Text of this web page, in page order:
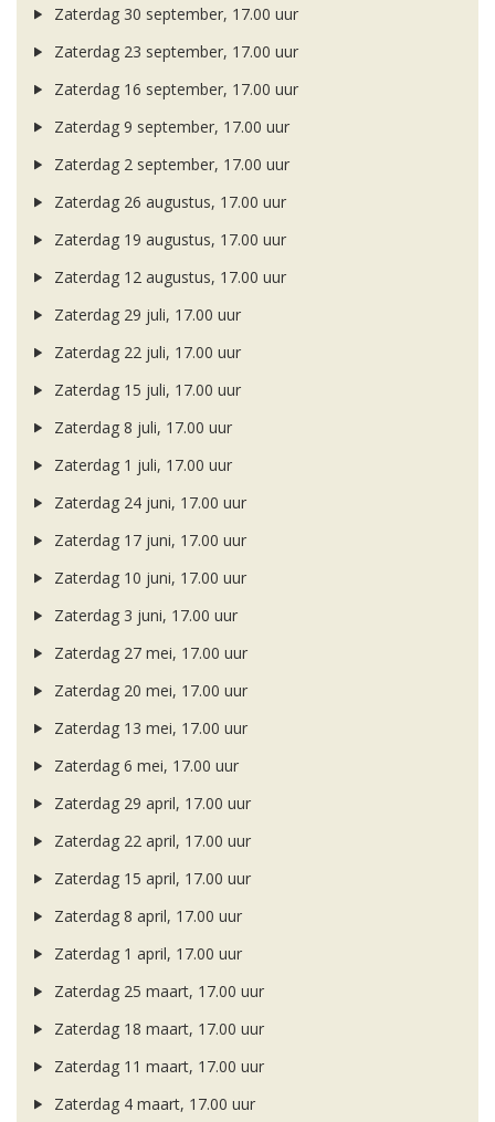
Zaterdag 30 september, 17.00 uur
Zaterdag 23 september, 17.00 uur
Zaterdag 16 september, 17.00 uur
Zaterdag 9 september, 17.00 uur
Zaterdag 2 september, 17.00 uur
Zaterdag 26 augustus, 17.00 uur
Zaterdag 19 augustus, 17.00 uur
Zaterdag 12 augustus, 17.00 uur
Zaterdag 29 juli, 17.00 uur
Zaterdag 22 juli, 17.00 uur
Zaterdag 15 juli, 17.00 uur
Zaterdag 8 juli, 17.00 uur
Zaterdag 1 juli, 17.00 uur
Zaterdag 24 juni, 17.00 uur
Zaterdag 17 juni, 17.00 uur
Zaterdag 10 juni, 17.00 uur
Zaterdag 3 juni, 17.00 uur
Zaterdag 27 mei, 17.00 uur
Zaterdag 20 mei, 17.00 uur
Zaterdag 13 mei, 17.00 uur
Zaterdag 6 mei, 17.00 uur
Zaterdag 29 april, 17.00 uur
Zaterdag 22 april, 17.00 uur
Zaterdag 15 april, 17.00 uur
Zaterdag 8 april, 17.00 uur
Zaterdag 1 april, 17.00 uur
Zaterdag 25 maart, 17.00 uur
Zaterdag 18 maart, 17.00 uur
Zaterdag 11 maart, 17.00 uur
Zaterdag 4 maart, 17.00 uur